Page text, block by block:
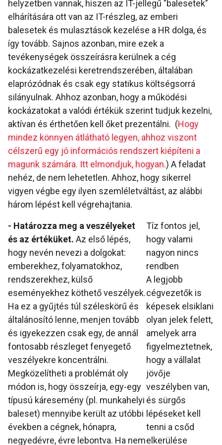
helyzetben vannak, hiszen az IT-jellegű "balesetek"
elhárítására ott van az IT-részleg, az emberi
balesetek és mulasztások kezelése a HR dolga, és
így tovább. Sajnos azonban, mire ezek a
tevékenységek összeírásra kerülnek a cég
kockázatkezelési keretrendszerében, általában
elaprózódnak és csak egy statikus költségsorrá
silányulnak. Ahhoz azonban, hogy a működési
kockázatokat a valódi értékük szerint tudjuk kezelni,
aktívan és érthetően kell őket prezentálni. (Hogy
mindez könnyen átlátható legyen, ahhoz viszont
célszerű egy jó információs rendszert kiépíteni a
magunk számára. Itt elmondjuk, hogyan.) A feladat
nehéz, de nem lehetetlen. Ahhoz, hogy sikerrel
vigyen végbe egy ilyen szemléletváltást, az alábbi
három lépést kell végrehajtania.
Tíz fontos jel,
hogy valami
nagyon nincs
rendben
A legjobb
cégvezetők is
képesek elsiklani
olyan jelek felett,
amelyek arra
figyelmeztetnek,
hogy a vállalat
jövője
veszélyben van,
és sürgős
lépéseket kell
tenni a csőd
elkerülése
- Határozza meg a veszélyeket
és az értéküket. Az első lépés,
hogy nevén nevezi a dolgokat:
emberekhez, folyamatokhoz,
rendszerekhez, külső
eseményekhez köthető veszélyek.
Ha ez a gyűjtés túl széleskörű és
általánosító lenne, menjen tovább
és igyekezzen csak egy, de annál
fontosabb részleget fenyegető
veszélyekre koncentrálni.
Megközelítheti a problémát oly
módon is, hogy összeírja, egy-egy
típusú káresemény (pl. munkahelyi
baleset) mennyibe került az utóbbi
években a cégnek, hónapra,
negyedévre, évre lebontva. Ha nem